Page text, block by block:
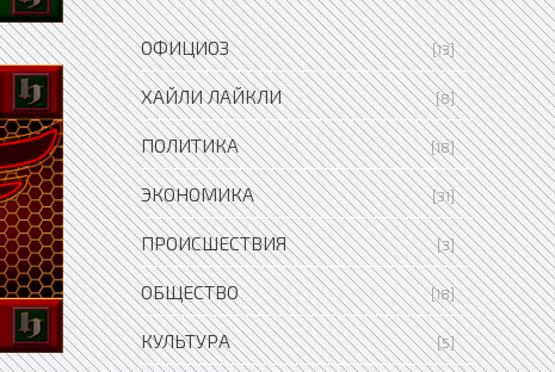
ОФИЦИОЗ [13]
ХАЙЛИ ЛАЙКЛИ [8]
ПОЛИТИКА [18]
ЭКОНОМИКА [31]
ПРОИСШЕСТВИЯ [3]
ОБЩЕСТВО [18]
КУЛЬТУРА [5]